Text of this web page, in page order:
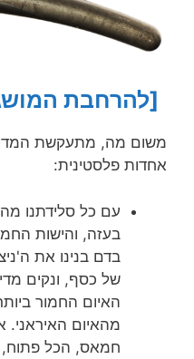
[להרחבת
משום מה, מתעקשת
אחדות פלסטינית:
עם כל סלידתנו
בעזה, והישות
בדם בנינו את
של כסף, ונקים
האיום החמור
מהאיום האיראני.
חמאס, הכל פתוח,